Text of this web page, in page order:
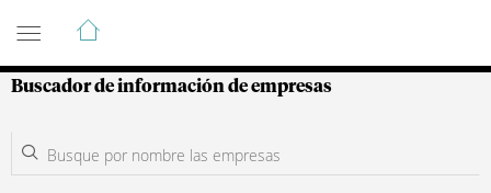
Guía de Empresas Colombianas
Buscador de información de empresas